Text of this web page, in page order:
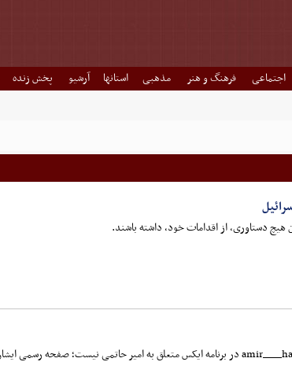
اجتماعی فرهنگ و هنر مذهبی استانها آرشیو پخش زنده
دستاوری، از اقدامات خود، داشته باشند.